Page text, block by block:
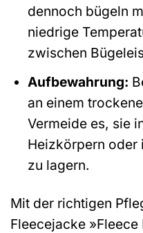
dennoch bügeln
niedrige
zwischen
Aufbewahrung:
an einem
Vermeide es, sie
Heizkörpern oder
zu lagern.
Mit der richtigen
Fleecejacke